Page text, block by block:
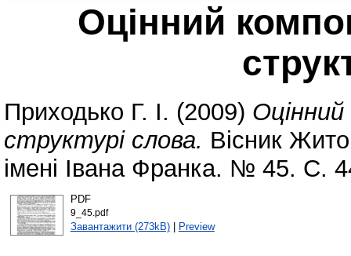
Оцінний
Приходько Г. І. (2009)
структурі слова. Вісник
імені Івана Франка. № 45. С.
PDF
9_45.pdf
Завантажити (273kB)| Preview